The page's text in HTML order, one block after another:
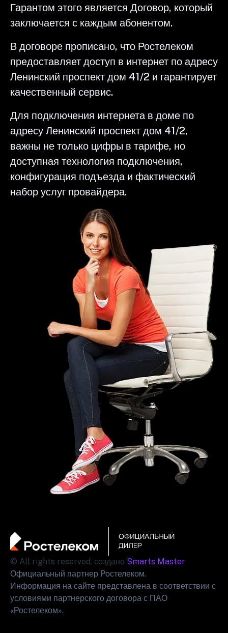
Гарантом этого является Договор, который
заключается с каждым абонентом.
В договоре прописано, что Ростелеком
предоставляет доступ в интернет по адресу
Ленинский проспект дом 41/2 и гарантирует
качественный сервис.
Для подключения интернета в доме по
адресу Ленинский проспект дом 41/2,
важны не только цифры в тарифе, но
доступная технология подключения,
конфигурация подъезда и фактический
набор услуг провайдера.
© All rights reserved. создано Smarts Master
Официальный партнер Ростелеком.
Информация на сайте представлена в соответствии с
условиями партнерского договора с ПАО
«Ростелеком».